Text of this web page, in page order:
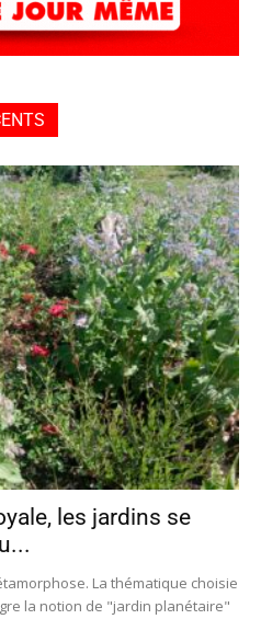
les jardins se
La thématique choisie
la notion de "jardin planétaire"